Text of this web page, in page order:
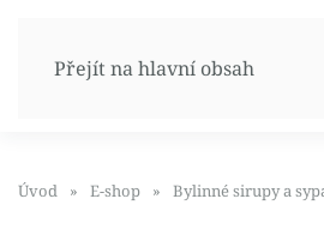
Přejít na hlavní obsah
Úvod E-shop Bylinné sirupy a